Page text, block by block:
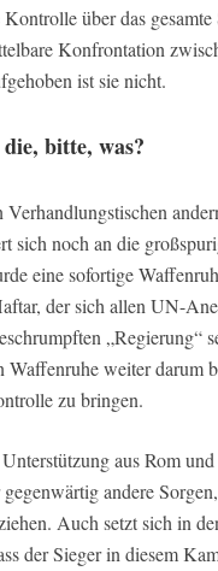
über das gesamte
Konfrontation
ist sie nicht.
bitte, was?
sich noch an die
eine sofortige
der sich allen UN-
„Regierung“
Waffenruhe weiter darum
zu bringen.
aus Rom
andere
Auch setzt sich in
der Sieger in diesem